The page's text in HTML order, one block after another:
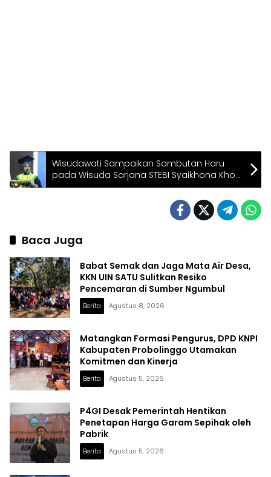
Wisudawati Sampaikan Sambutan Haru
pada Wisuda Sarjana STEBI Syaikhona Kholil
Sidogiri Periode IV
Baca Juga
Babat Semak dan Jaga Mata Air Desa,
KKN UIN SATU Sulitkan Resiko
Pencemaran di Sumber Ngumbul
Berita Agustus 8, 2026
Matangkan Formasi Pengurus, DPD KNPI
Kabupaten Probolinggo Utamakan
Komitmen dan Kinerja
Berita Agustus 5, 2026
P4GI Desak Pemerintah Hentikan
Penetapan Harga Garam Sepihak oleh
Pabrik
Berita Agustus 5, 2026